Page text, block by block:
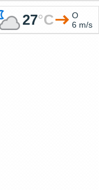
27°C
O
6 m/s